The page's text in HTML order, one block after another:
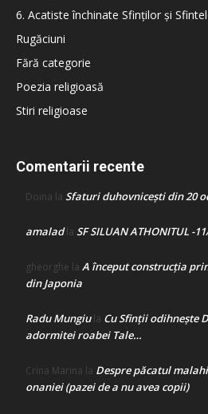
6. Acatiste închinate Sfinților și
Rugăciuni
Fără categorie
Poezia religioasă
Stiri religioase
Comentarii recente
Doina la Sfaturi duhovnicești din 20
amaladla SF SILUAN ATHONITUL -
gheorghe la A început construcţia
din Japonia
Radu Mungiula Cu Sfinții odihnește
adormitei roabei Tale…
Crina Marina la Despre păcatul
onaniei (pazei de a nu avea copii)